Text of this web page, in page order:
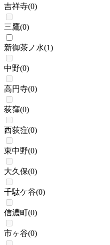
吉祥寺(0)
三鷹(0)
新御茶ノ水(1)
中野(0)
高円寺(0)
荻窪(0)
西荻窪(0)
東中野(0)
大久保(0)
千駄ケ谷(0)
信濃町(0)
市ヶ谷(0)